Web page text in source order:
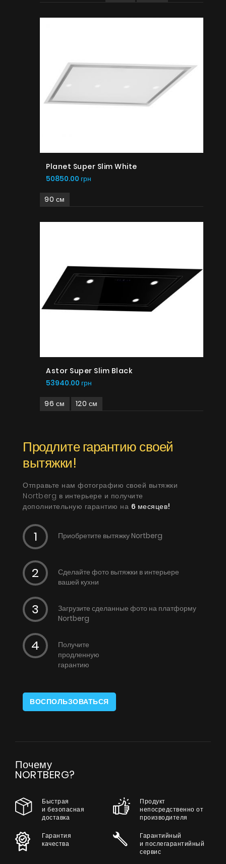
Planet Super Slim White
50850.00 грн
90 см
Astor Super Slim Black
53940.00 грн
96 см 120 см
Продлите гарантию своей
вытяжки!
Отправьте нам фотографию своей вытяжки
Nortberg в интерьере и получите
дополнительную гарантию на 6 месяцев!
Приобретите вытяжку Nortberg
Сделайте фото вытяжки в интерьере
вашей кухни
Загрузите сделанные фото на платформу
Nortberg
Получите
продленную
гарантию
ВОСПОЛЬЗОВАТЬСЯ
Почему
NORTBERG?
Быстрая
и безопасная
доставка
Продукт
непосредственно от
производителя
Гарантия
качества
Гарантийный
и послегарантийный
сервис